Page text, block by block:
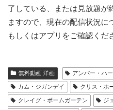
了している、または見放題が
ますので、現在の配信状況に
もしくはアプリをご確認くだ
無料動画 洋画 アンバー・ハ
カム・ジガンデイ
クリス・ホ
クレイグ・ボームガーテン
ジ